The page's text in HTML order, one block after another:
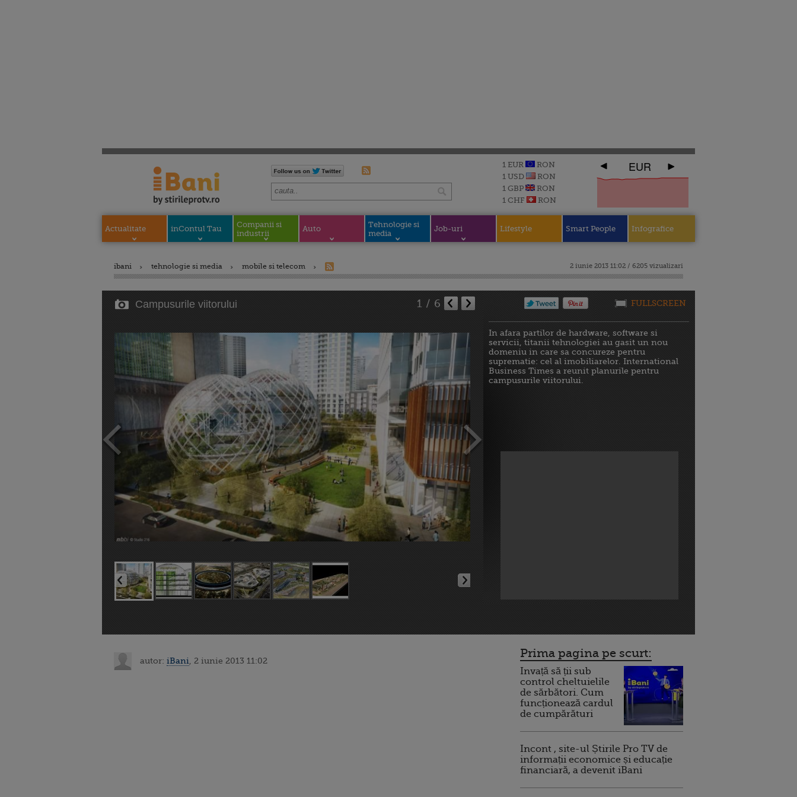
1 EUR
RON
1 USD
RON
1 GBP
RON
1 CHF
RON
EUR
Actualitate inContul Tau
Companii si
industrii
Auto
Tehnologie si
media
Job-uri Lifestyle Smart People Infografice
ibani tehnologie si media mobile si telecom 2 iunie 2013 11:02 / 6205 vizualizari
FULLSCREEN
In afara partilor de hardware, software si
servicii, titanii tehnologiei au gasit un nou
domeniu in care sa concureze pentru
suprematie: cel al imobiliarelor. International
Business Times a reunit planurile pentru
campusurile viitorului.
Campusurile viitorului 1 / 6
autor: iBani , 2 iunie 2013 11:02
Prima pagina pe scurt:
Invață să ții sub
control cheltuielile
de sărbători. Cum
funcționează cardul
de cumpărături
Incont , site-ul Știrile Pro TV de
informații economice și educație
financiară, a devenit iBani